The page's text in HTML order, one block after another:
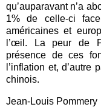
qu’auparavant n’a
1% de celle-ci
américaines et
l’œil. La peur de
présence de ces
l’inflation et,
chinois.
Jean-Louis Pommery